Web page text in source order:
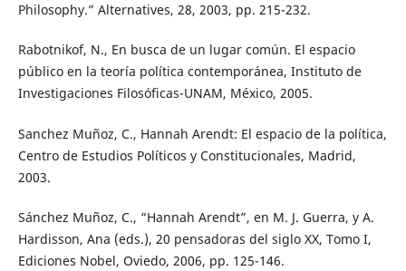
Philosophy.” Alternatives, 28, 2003, pp. 215-232.
Rabotnikof, N., En busca de un lugar común. El espacio
público en la teoría política contemporánea, Instituto de
Investigaciones Filosóficas-UNAM, México, 2005.
Sanchez Muñoz, C., Hannah Arendt: El espacio de la política,
Centro de Estudios Políticos y Constitucionales, Madrid,
2003.
Sánchez Muñoz, C., “Hannah Arendt”, en M. J. Guerra, y A.
Hardisson, Ana (eds.), 20 pensadoras del siglo XX, Tomo I,
Ediciones Nobel, Oviedo, 2006, pp. 125-146.